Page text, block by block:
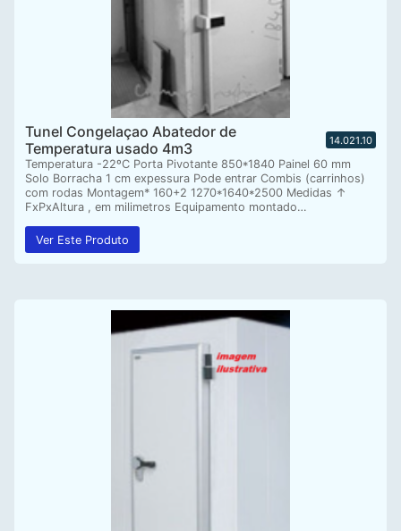
Tunel Congelaçao Abatedor de
Temperatura usado 4m3
14.021.10
Temperatura -22ºC Porta Pivotante 850*1840 Painel 60 mm
Solo Borracha 1 cm expessura Pode entrar Combis (carrinhos)
com rodas Montagem* 160+2 1270*1640*2500 Medidas ↑
FxPxAltura , em milimetros Equipamento montado…
Ver Este Produto